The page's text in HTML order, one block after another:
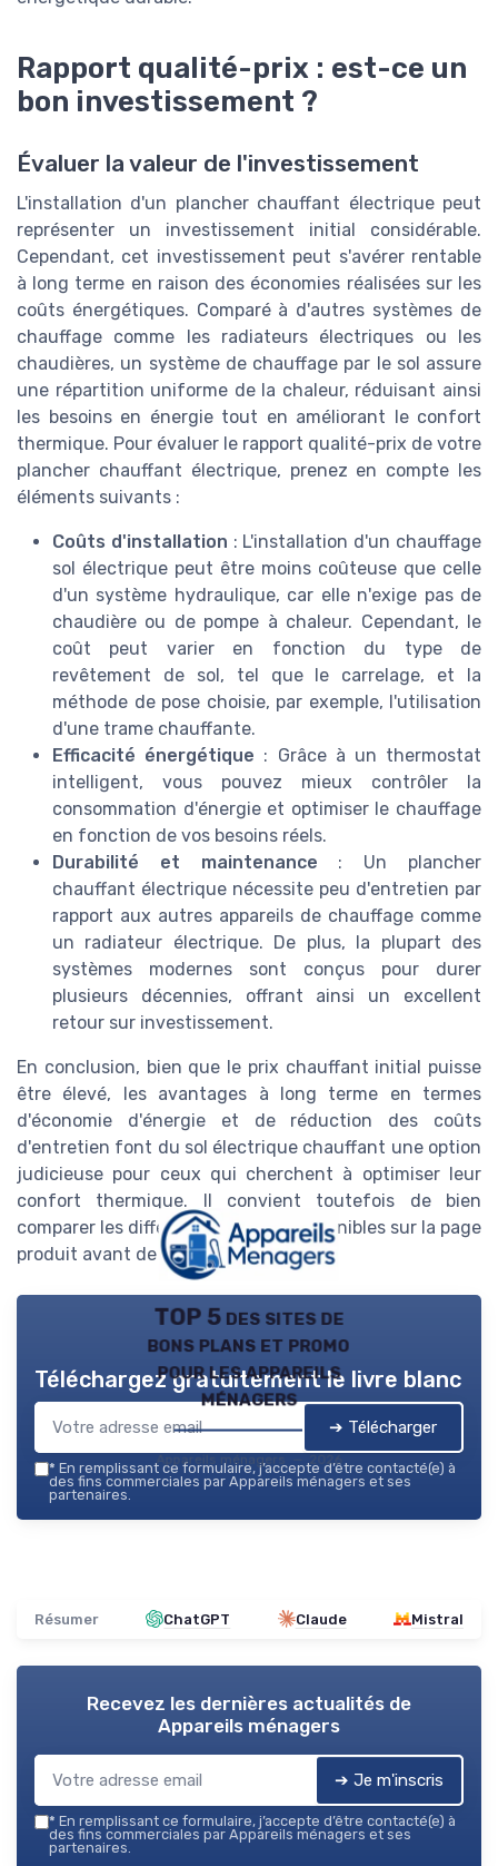
Rapport qualité-prix : est-ce un
bon investissement ?
Évaluer la valeur de l'investissement
L'installation d'un plancher chauffant électrique peut
représenter un investissement initial considérable.
Cependant, cet investissement peut s'avérer rentable
à long terme en raison des économies réalisées sur les
coûts énergétiques. Comparé à d'autres systèmes de
chauffage comme les radiateurs électriques ou les
chaudières, un système de chauffage par le sol assure
une répartition uniforme de la chaleur, réduisant ainsi
les besoins en énergie tout en améliorant le confort
thermique. Pour évaluer le rapport qualité-prix de votre
plancher chauffant électrique, prenez en compte les
éléments suivants :
Coûts d'installation : L'installation d'un chauffage
sol électrique peut être moins coûteuse que celle
d'un système hydraulique, car elle n'exige pas de
chaudière ou de pompe à chaleur. Cependant, le
coût peut varier en fonction du type de
revêtement de sol, tel que le carrelage, et la
méthode de pose choisie, par exemple, l'utilisation
d'une trame chauffante.
Efficacité énergétique : Grâce à un thermostat
intelligent, vous pouvez mieux contrôler la
consommation d'énergie et optimiser le chauffage
en fonction de vos besoins réels.
Durabilité et maintenance : Un plancher
chauffant électrique nécessite peu d'entretien par
rapport aux autres appareils de chauffage comme
un radiateur électrique. De plus, la plupart des
systèmes modernes sont conçus pour durer
plusieurs décennies, offrant ainsi un excellent
retour sur investissement.
En conclusion, bien que le prix chauffant initial puisse
être élevé, les avantages à long terme en termes
d'économie d'énergie et de réduction des coûts
d'entretien font du sol électrique chauffant une option
judicieuse pour ceux qui cherchent à optimiser leur
confort thermique. Il convient toutefois de bien
comparer les différentes options disponibles sur la page
produit avant de faire un choix final.
TOP 5 des sites de
bons plans et promo
pour les appareils
ménagers
Appareils ménagers — 2026
Téléchargez gratuitement le livre blanc
➔ Télécharger
* En remplissant ce formulaire, j’accepte d’être contacté(e) à
des fins commerciales par Appareils ménagers et ses
partenaires.
Résumer ChatGPT Claude Mistral
Recevez les dernières actualités de
Appareils ménagers
➔ Je m'inscris
* En remplissant ce formulaire, j’accepte d’être contacté(e) à
des fins commerciales par Appareils ménagers et ses
partenaires.